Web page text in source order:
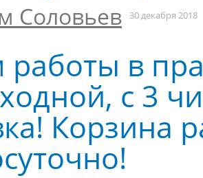
Соловьев 30 декабря 2018
в
с 3
Корзина